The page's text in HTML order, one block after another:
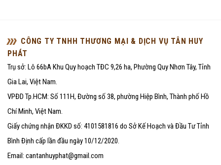
CÔNG TY TNHH THƯƠNG MẠI & DỊCH VỤ TÂN HUY
PHÁT
Trụ sở: Lô 66bA Khu Quy hoạch TĐC 9,26 ha, Phường Quy Nhơn Tây, Tỉnh
Gia Lai, Việt Nam.
VPĐD Tp.HCM: Số 111H, Đường số 38, phường Hiệp Bình, Thành phố Hồ
Chí Minh, Việt Nam.
Giấy chứng nhận ĐKKD số: 4101581816 do Sở Kế Hoạch và Đầu Tư Tỉnh
Bình Định cấp lần đầu ngày 10/12/2020.
Email: cantanhuyphat@gmail.com